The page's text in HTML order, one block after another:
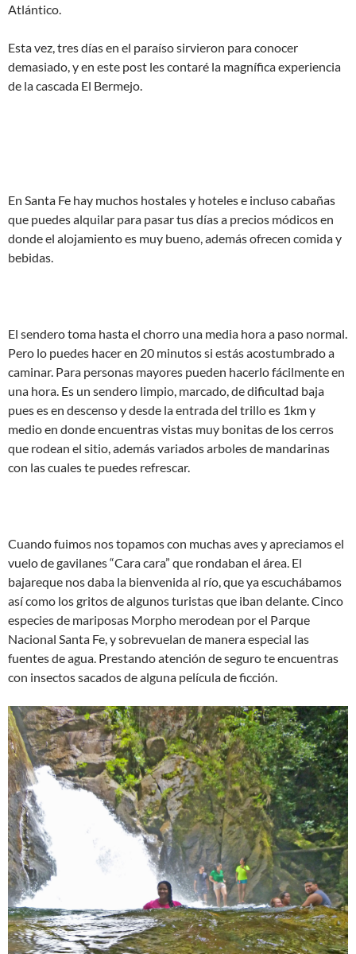
Atlántico.
Esta vez, tres días en el paraíso sirvieron para conocer
demasiado, y en este post les contaré la magnífica experiencia
de la cascada El Bermejo.
En Santa Fe hay muchos hostales y hoteles e incluso cabañas
que puedes alquilar para pasar tus dí­as a precios módicos en
donde el alojamiento es muy bueno, además ofrecen comida y
bebidas.
El sendero toma hasta el chorro una media hora a paso normal.
Pero lo puedes hacer en 20 minutos si estás acostumbrado a
caminar. Para personas mayores pueden hacerlo fácilmente en
una hora. Es un sendero limpio, marcado, de dificultad baja
pues es en descenso y desde la entrada del trillo es 1km y
medio en donde encuentras vistas muy bonitas de los cerros
que rodean el sitio, además variados arboles de mandarinas
con las cuales te puedes refrescar.
Cuando fuimos nos topamos con muchas aves y apreciamos el
vuelo de gavilanes “Cara cara” que rondaban el área. El
bajareque nos daba la bienvenida al río, que ya escuchábamos
así­ como los gritos de algunos turistas que iban delante. Cinco
especies de mariposas Morpho merodean por el Parque
Nacional Santa Fe, y sobrevuelan de manera especial las
fuentes de agua. Prestando atención de seguro te encuentras
con insectos sacados de alguna película de ficción.